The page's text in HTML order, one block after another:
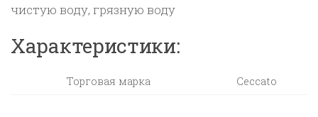
чистую воду, грязную воду
Характеристики:
Торговая марка Ceccato